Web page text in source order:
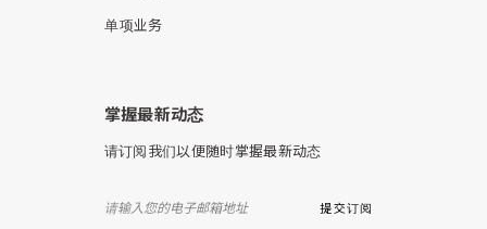
单项业务
掌握最新动态
请订阅我们以便随时掌握最新动态